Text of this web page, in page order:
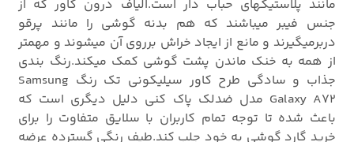
مانند پلاستیکهای حباب دار است.الیاف درون کاور که از
جنس فیبر میباشند که هم بدنه گوشی را مانند پرقو
دربرمیگیرند و مانع از ایجاد خراش برروی آن میشوند و مهمتر
از همه به خنک ماندن پشت گوشی کمک میکند.رنگ بندی
جذاب و سادگی طرح کاور سیلیکونی تک رنگ Samsung
Galaxy A72 مدل ضدلک پاک کنی دلیل دیگری است که
باعث شده تا توجه تمام کاربران با سلایق متفاوت را برای
خرید گارد گوشی به خود جلب کند.طیف رنگی گسترده عرضه